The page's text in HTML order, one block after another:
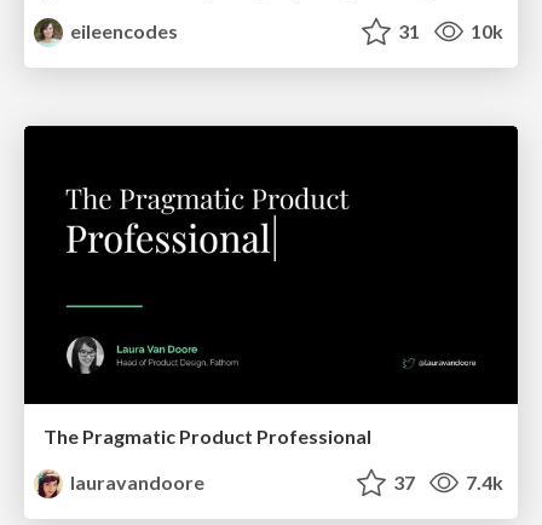
eileencodes
31 10k
The Pragmatic Product Professional
lauravandoore
37 7.4k